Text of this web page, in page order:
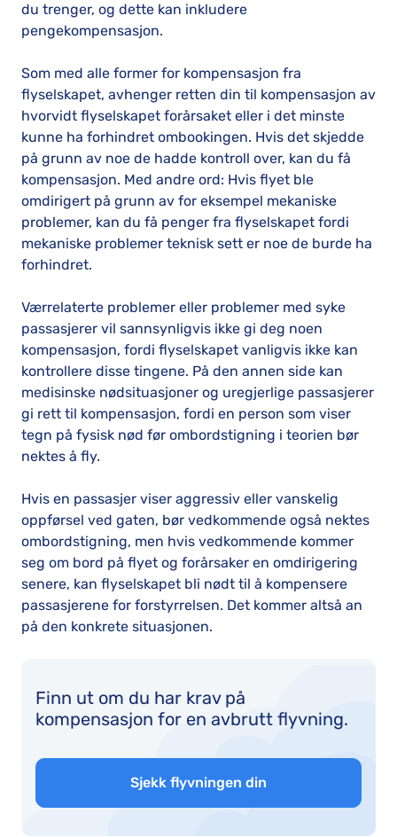
du trenger, og dette kan inkludere
pengekompensasjon.
Som med alle former for kompensasjon fra
flyselskapet, avhenger retten din til kompensasjon av
hvorvidt flyselskapet forårsaket eller i det minste
kunne ha forhindret ombookingen. Hvis det skjedde
på grunn av noe de hadde kontroll over, kan du få
kompensasjon. Med andre ord: Hvis flyet ble
omdirigert på grunn av for eksempel mekaniske
problemer, kan du få penger fra flyselskapet fordi
mekaniske problemer teknisk sett er noe de burde ha
forhindret.
Værrelaterte problemer eller problemer med syke
passasjerer vil sannsynligvis ikke gi deg noen
kompensasjon, fordi flyselskapet vanligvis ikke kan
kontrollere disse tingene. På den annen side kan
medisinske nødsituasjoner og uregjerlige passasjerer
gi rett til kompensasjon, fordi en person som viser
tegn på fysisk nød før ombordstigning i teorien bør
nektes å fly.
Hvis en passasjer viser aggressiv eller vanskelig
oppførsel ved gaten, bør vedkommende også nektes
ombordstigning, men hvis vedkommende kommer
seg om bord på flyet og forårsaker en omdirigering
senere, kan flyselskapet bli nødt til å kompensere
passasjerene for forstyrrelsen. Det kommer altså an
på den konkrete situasjonen.
Finn ut om du har krav på
kompensasjon for en avbrutt flyvning.
Sjekk flyvningen din